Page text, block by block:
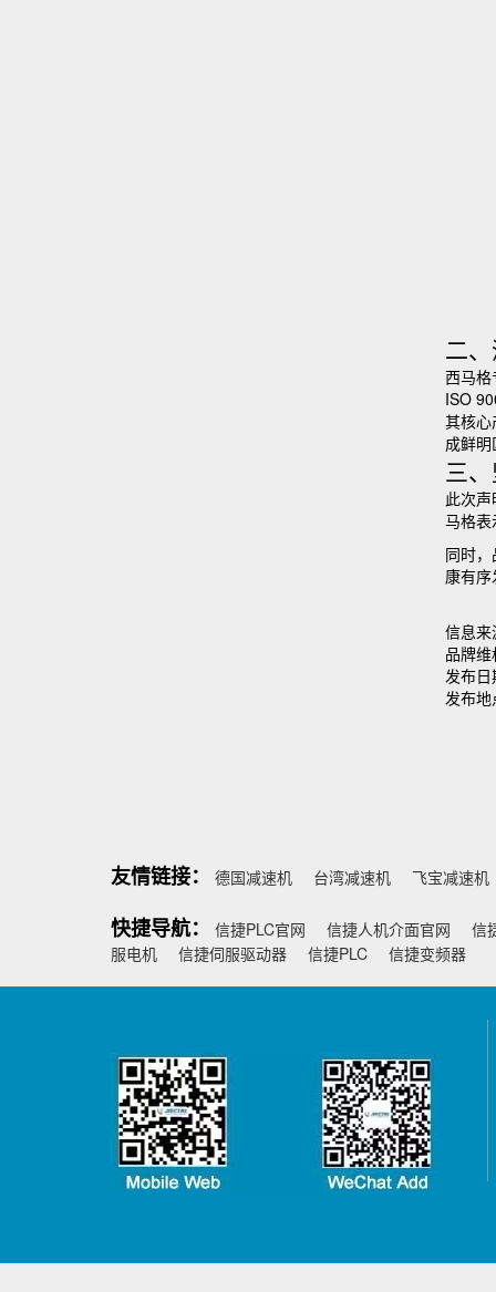
二
西马
ISO
其核
成鲜
三
此次
马格
同时
康有
信息
品牌
发布
发布
友情链接： 德国减速机 台湾减速机 飞宝减速机
快捷导航： 信捷PLC官网 信捷人机介面官网
信
服电机
信捷伺服驱动器 信捷PLC 信捷变频器